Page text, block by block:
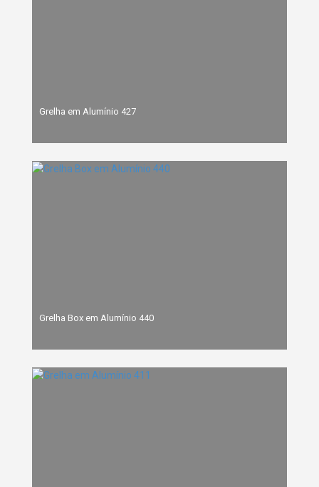
Grelha em Alumínio 427
Grelha Box em Alumínio 440